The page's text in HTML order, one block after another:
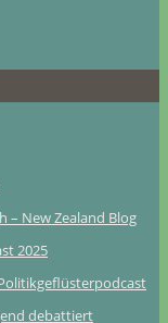
– New Zealand Blog
2025
debattiert